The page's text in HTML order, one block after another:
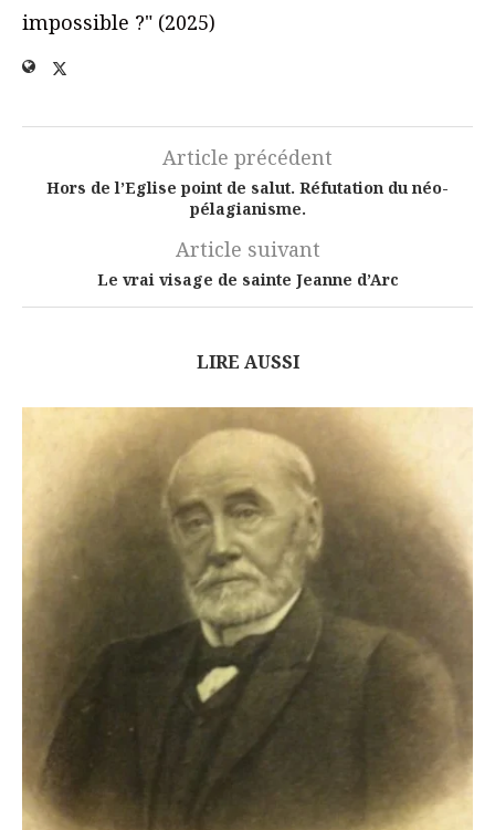
impossible ?" (2025)
Article précédent
Hors de l’Eglise point de salut. Réfutation du néo-
pélagianisme.
Article suivant
Le vrai visage de sainte Jeanne d’Arc
LIRE AUSSI